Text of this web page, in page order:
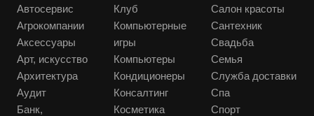
Автосервис
Агрокомпании
Аксессуары
Арт, искусство
Архитектура
Аудит
Банк,
Клуб
Компьютерные
игры
Компьютеры
Кондиционеры
Консалтинг
Косметика
Салон красоты
Сантехник
Свадьба
Семья
Служба доставки
Спа
Спорт